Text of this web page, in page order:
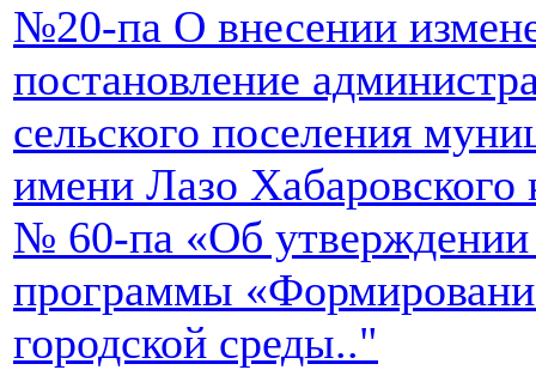
№20-па О внесении
постановление
сельского поселения
имени Лазо Хабаровского
№ 60-па «Об
программы
городской среды.."